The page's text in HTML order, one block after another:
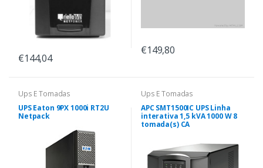
€144,04
€149,80
Ups E Tomadas
UPS Eaton 9PX 1000i RT2U
Netpack
Ups E Tomadas
APC SMT1500IC UPS Linha
interativa 1,5 kVA 1000 W 8
tomada(s) CA